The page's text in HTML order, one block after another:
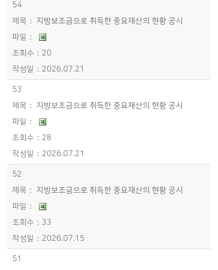
54
지방보조금으로 취득한 중요재산의 현황 공시
20
2026.07.21
53
지방보조금으로 취득한 중요재산의 현황 공시
28
2026.07.21
52
지방보조금으로 취득한 중요재산의 현황 공시
33
2026.07.15
51